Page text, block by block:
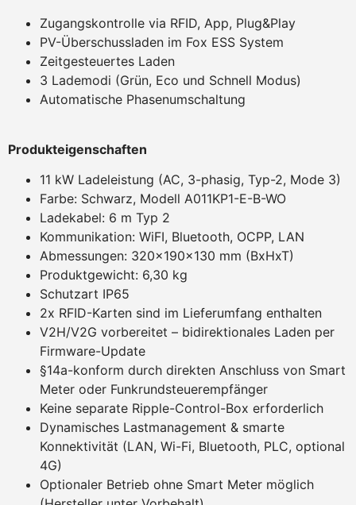
Zugangskontrolle via RFID, App, Plug&Play
PV-Überschussladen im Fox ESS System
Zeitgesteuertes Laden
3 Lademodi (Grün, Eco und Schnell Modus)
Automatische Phasenumschaltung
Produkteigenschaften
11 kW Ladeleistung (AC, 3-phasig, Typ-2, Mode 3)
Farbe: Schwarz, Modell A011KP1-E-B-WO
Ladekabel: 6 m Typ 2
Kommunikation: WiFI, Bluetooth, OCPP, LAN
Abmessungen: 320x190x130 mm (BxHxT)
Produktgewicht: 6,30 kg
Schutzart IP65
2x RFID-Karten sind im Lieferumfang enthalten
V2H/V2G vorbereitet – bidirektionales Laden per
Firmware-Update
§14a-konform durch direkten Anschluss von Smart
Meter oder Funkrundsteuerempfänger
Keine separate Ripple-Control-Box erforderlich
Dynamisches Lastmanagement & smarte
Konnektivität (LAN, Wi-Fi, Bluetooth, PLC, optional
4G)
Optionaler Betrieb ohne Smart Meter möglich